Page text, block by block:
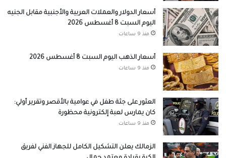
أسعار الدولار والعملات العربية والأجنبية مقابل الجنيه
اليوم السبت 8 أغسطس 2026
منذ 9 ساعات
أسعار الذهب اليوم السبت 8 أغسطس 2026
منذ 9 ساعات
العثور على جثة طفل في عوامية بالأقصر وتقرير أولي:
كان يمارس لعبة إلكترونية محظورة
منذ 9 ساعات
الزمالك يعلن التشكيل الكامل للجهاز الفني لفريق